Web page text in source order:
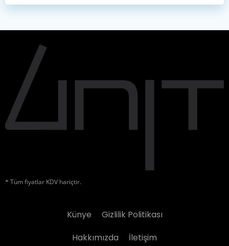
* Tüm fiyatlar KDV hariçtir.
Künye
Gizlilik Politikası
Hakkımızda
İletişim